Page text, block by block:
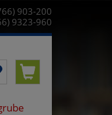
903-200
9323-960